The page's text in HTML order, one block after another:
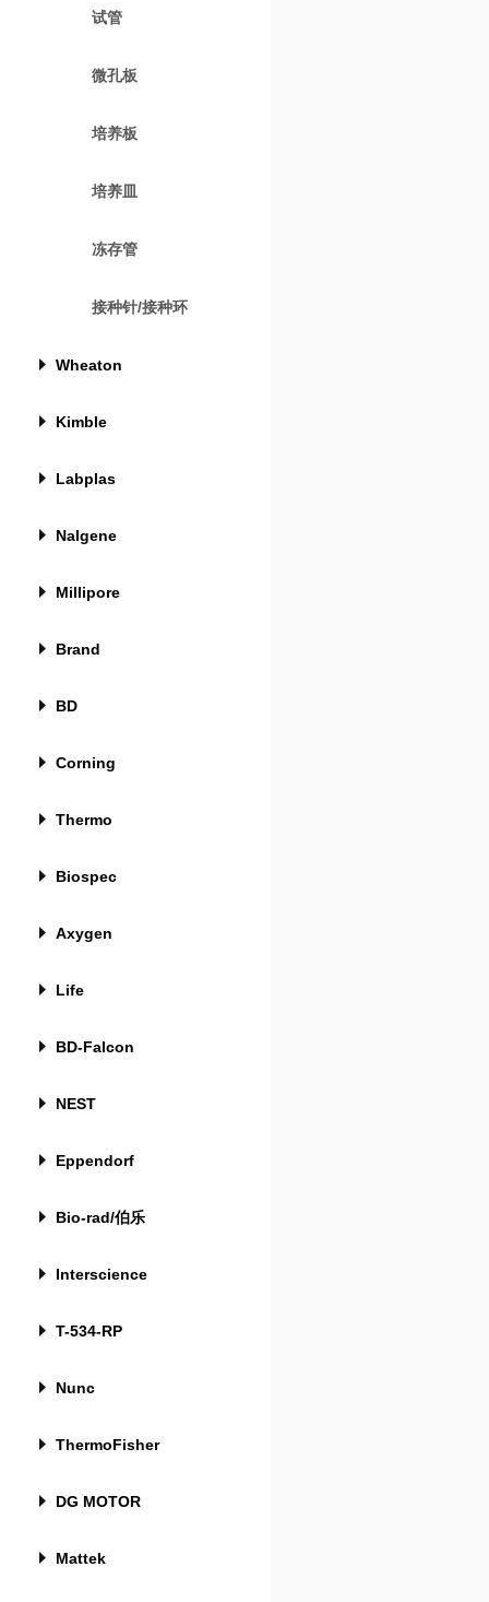
试管
微孔板
培养板
培养皿
冻存管
接种针/接种环
Wheaton
Kimble
Labplas
Nalgene
Millipore
Brand
BD
Corning
Thermo
Biospec
Axygen
Life
BD-Falcon
NEST
Eppendorf
Bio-rad/伯乐
Interscience
T-534-RP
Nunc
ThermoFisher
DG MOTOR
Mattek